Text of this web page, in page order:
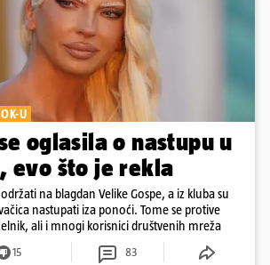
U
oglasila o nastupu u
evo što je rekla
na blagdan Velike Gospe, a iz kluba su
nastupati iza ponoći. Tome se protive
ali i mnogi korisnici društvenih mreža
15 83